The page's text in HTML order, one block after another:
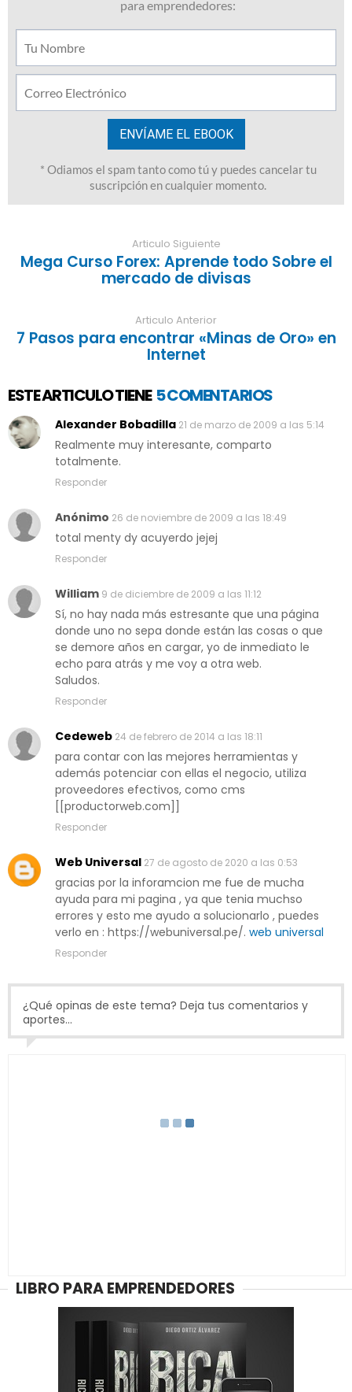
Articulo Siguiente
Mega Curso Forex: Aprende todo Sobre el
mercado de divisas
Articulo Anterior
7 Pasos para encontrar «Minas de Oro» en
Internet
ESTE ARTICULO TIENE 5 COMENTARIOS
Alexander Bobadilla 21 de marzo de 2009 a las 5:14
Realmente muy interesante, comparto
totalmente.
Responder
Anónimo 26 de noviembre de 2009 a las 18:49
total menty dy acuyerdo jejej
Responder
William 9 de diciembre de 2009 a las 11:12
Sí, no hay nada más estresante que una página
donde uno no sepa donde están las cosas o que
se demore años en cargar, yo de inmediato le
echo para atrás y me voy a otra web.
Saludos.
Responder
Cedeweb 24 de febrero de 2014 a las 18:11
para contar con las mejores herramientas y
además potenciar con ellas el negocio, utiliza
proveedores efectivos, como cms
[[productorweb.com]]
Responder
Web Universal 27 de agosto de 2020 a las 0:53
gracias por la inforamcion me fue de mucha
ayuda para mi pagina , ya que tenia muchso
errores y esto me ayudo a solucionarlo , puedes
verlo en : https://webuniversal.pe/. web universal
Responder
¿Qué opinas de este tema? Deja tus comentarios y
aportes...
LIBRO PARA EMPRENDEDORES